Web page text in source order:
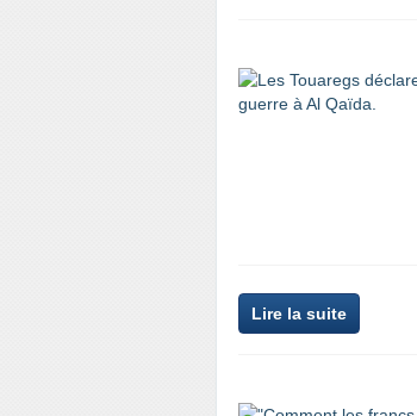
Lire la suite